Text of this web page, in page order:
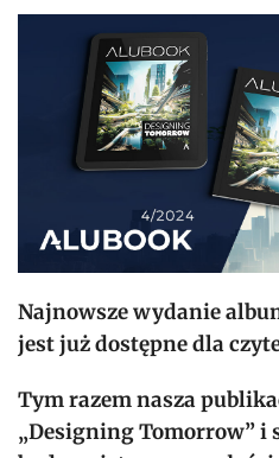
Najnowsze wydanie
jest już dostępne dla
Tym razem nasza
„Designing Tomorrow” i